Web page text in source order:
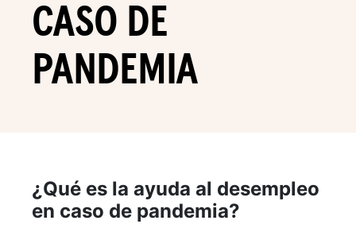
CASO DE
PANDEMIA
¿Qué es la ayuda al desempleo
en caso de pandemia?